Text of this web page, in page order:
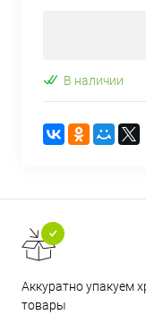
В наличии
Аккуратно упакуем
товары